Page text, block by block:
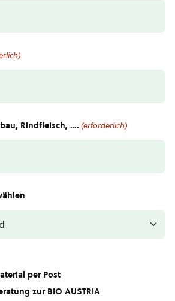
Rindfleisch, …. (erforderlich)
per Post
zur BIO AUSTRIA